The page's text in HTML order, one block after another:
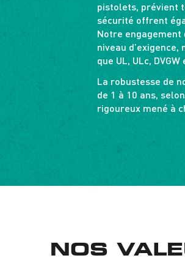
pistolets, prévient
sécurité offrent
Notre
niveau
que UL, ULc, DVGW
La robustesse de
de 1 à 10 ans,
rigoureux mené à
NOS